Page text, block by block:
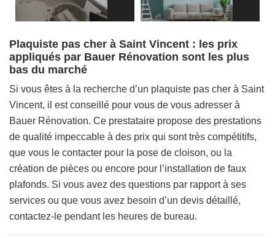
Plaquiste pas cher à Saint Vincent : les prix
appliqués par Bauer Rénovation sont les plus
bas du marché
Si vous êtes à la recherche d’un plaquiste pas cher à Saint
Vincent, il est conseillé pour vous de vous adresser à
Bauer Rénovation. Ce prestataire propose des prestations
de qualité impeccable à des prix qui sont très compétitifs,
que vous le contacter pour la pose de cloison, ou la
création de pièces ou encore pour l’installation de faux
plafonds. Si vous avez des questions par rapport à ses
services ou que vous avez besoin d’un devis détaillé,
contactez-le pendant les heures de bureau.